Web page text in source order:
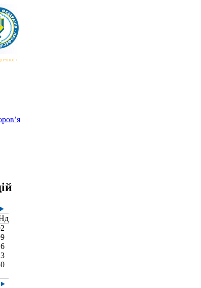
сестри та медичного брата